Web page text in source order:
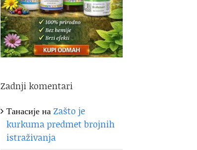
Zadnji komentari
ТанасијенаZašto je
kurkuma predmet brojnih
istraživanja